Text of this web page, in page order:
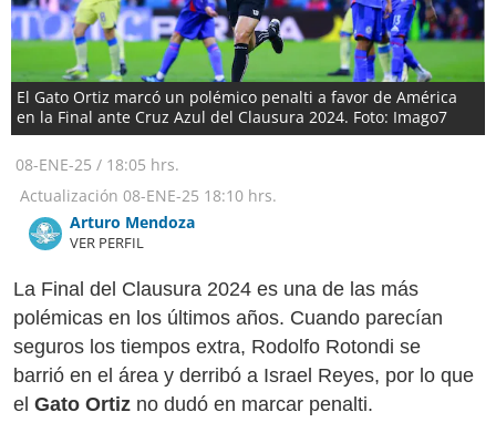
El Gato Ortiz marcó un polémico penalti a favor de América
en la Final ante Cruz Azul del Clausura 2024. Foto: Imago7
08-ENE-25 / 18:05 hrs.
Actualización 08-ENE-25 18:10 hrs.
Arturo Mendoza
VER PERFIL
La Final del Clausura 2024 es una de las más
polémicas en los últimos años. Cuando parecían
seguros los tiempos extra, Rodolfo Rotondi se
barrió en el área y derribó a Israel Reyes, por lo que
el Gato Ortiz no dudó en marcar penalti.